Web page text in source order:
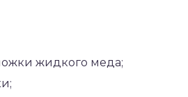
жидкого меда;